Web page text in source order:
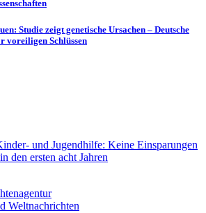
Studie zeigt genetische Ursachen – Deutsche
voreiligen Schlüssen
Weltnachrichten